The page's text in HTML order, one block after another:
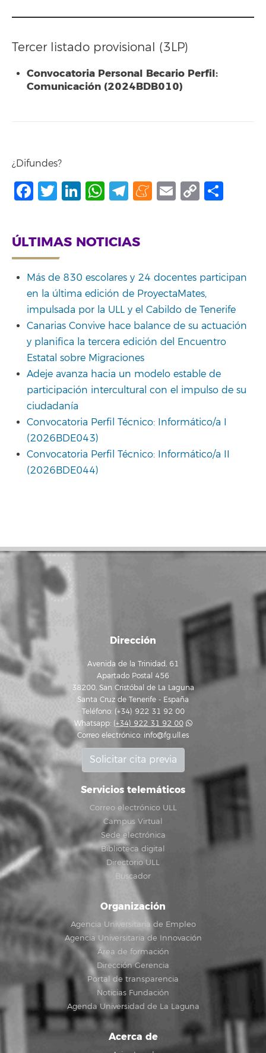
Tercer listado provisional (3LP)
Convocatoria Personal Becario Perfil:
Comunicación (2024BDB010)
¿Difundes?
Facebook
Twitter
LinkedIn
WhatsApp
Telegram
Meneame
Email
Copy
ÚLTIMAS NOTICIAS
Más de 830 escolares y 24 docentes participan
en la última edición de ProyectaMates,
impulsada por la ULL y el Cabildo de Tenerife
Canarias Convive hace balance de su actuación
y planifica la tercera edición del Encuentro
Estatal sobre Migraciones
Adeje avanza hacia un modelo estable de
participación intercultural con el impulso de su
ciudadanía
Convocatoria Perfil Técnico: Informático/a I
(2026BDE043)
Convocatoria Perfil Técnico: Informático/a II
(2026BDE044)
Dirección
Avenida de la Trinidad, 61
Apartado Postal 456
38200, San Cristóbal de La Laguna
Santa Cruz de Tenerife - España
Teléfono: (+34) 922 31 92 00
Whatsapp: (+34) 922 31 92 00
Correo electrónico: info@fg.ull.es
Solicitar cita previa
Servicios telemáticos
Correo electrónico ULL
Campus Virtual
Sede electrónica
Biblioteca digital
Directorio ULL
Buscador
Organización
Agencia Universitaria de Empleo
Agencia Universitaria de Innovación
Área de formación
Dirección Gerencia
Portal de transparencia
Noticias Fundación
Agenda Universidad de La Laguna
Acerca de